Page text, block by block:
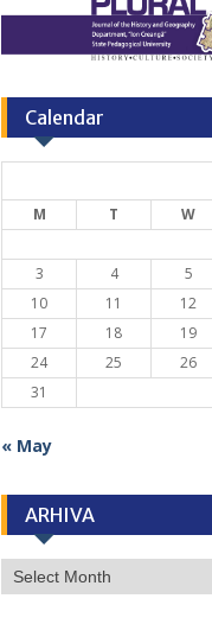
Calendar
M T W
3
4 5
10
11 12
17
18 19
24
25 26
31
« May
ARHIVA
ARHIVA